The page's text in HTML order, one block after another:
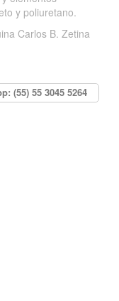
y poliuretano.
Carlos B. Zetina
(55) 55 3045 5264